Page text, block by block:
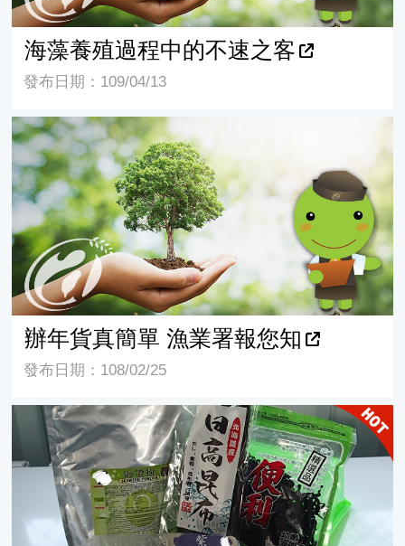
海藻養殖過程中的不速之客
發布日期：109/04/13
辦年貨真簡單 漁業署報您知
辦年貨真簡單 漁業署報您知
發布日期：108/02/25
養殖的海藻